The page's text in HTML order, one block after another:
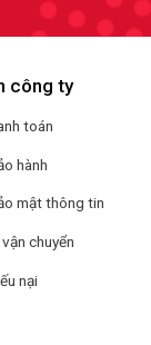
công ty
toán
hành
mật thông tin
chuyển
nại